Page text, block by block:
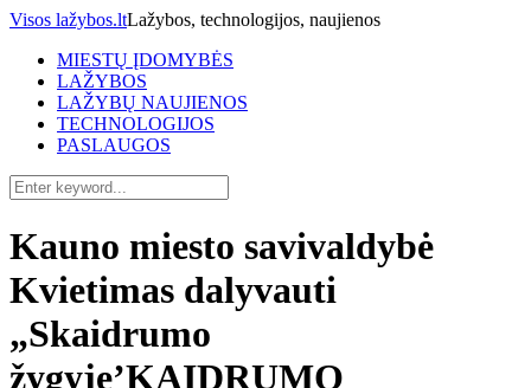
Visos lažybos.ltLažybos, technologijos, naujienos
MIESTŲ ĮDOMYBĖS
LAŽYBOS
LAŽYBŲ NAUJIENOS
TECHNOLOGIJOS
PASLAUGOS
Kauno miesto savivaldybė
Kvietimas dalyvauti
„Skaidrumo
žygyje’KAIDRUMO